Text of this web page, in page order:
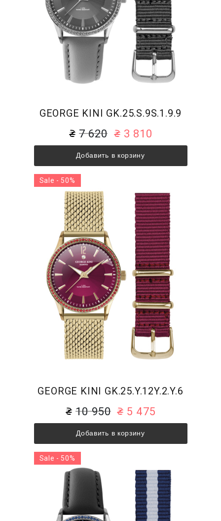
GEORGE KINI GK.25.S.9S.1.9.9
7 620 3 810
Добавить в корзину
GEORGE KINI GK.25.Y.12Y.2.Y.6
10 950 5 475
Добавить в корзину
Sale - 50%
Sale - 50%